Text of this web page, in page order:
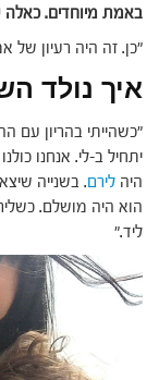
באמת מיוחדים.
"כן. זה היה רעיון של
איך נולד
"כשהייתי בהריון עם
יתחיל ב-לי. אנחנו
היה לירם. בשנייה
הוא היה מושלם.
ליד."